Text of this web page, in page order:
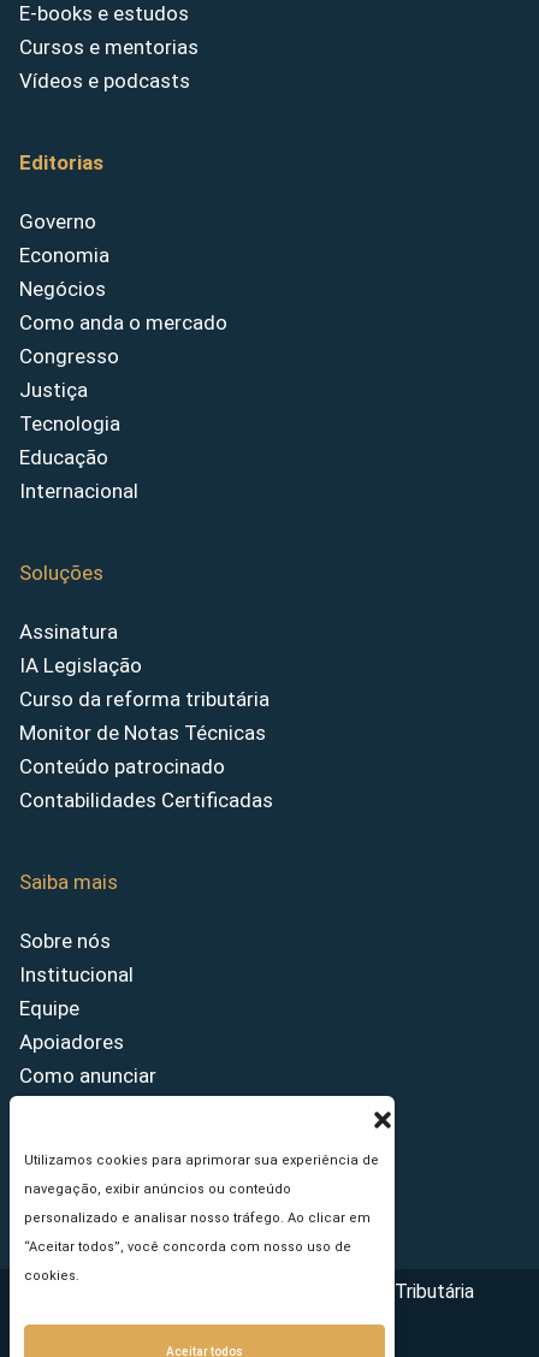
Utilizamos cookies para aprimorar sua experiência de
navegação, exibir anúncios ou conteúdo
personalizado e analisar nosso tráfego. Ao clicar em
“Aceitar todos”, você concorda com nosso uso de
cookies.
Aceitar todos
E-books e estudos
Cursos e mentorias
Vídeos e podcasts
Editorias
Governo
Economia
Negócios
Como anda o mercado
Congresso
Justiça
Tecnologia
Educação
Internacional
Soluções
Assinatura
IA Legislação
Curso da reforma tributária
Monitor de Notas Técnicas
Conteúdo patrocinado
Contabilidades Certificadas
Saiba mais
Sobre nós
Institucional
Equipe
Apoiadores
Como anunciar
Princípios Editoriais
Copyright © 2026 - Portal da Reforma Tributária